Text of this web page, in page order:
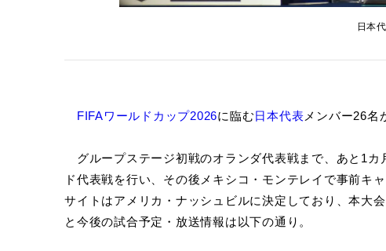
日本
FIFAワールドカップ2026に臨む日本代表 メンバー26名
グループステージ初戦のオランダ代表戦まで、あと1カ
ド代表戦を行い、その後メキシコ・モンテレイで事前キ
サイトはアメリカ・ナッシュビルに決定しており、本大
と今後の試合予定・放送情報は以下の通り。